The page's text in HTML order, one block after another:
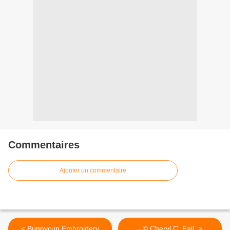
Commentaires
Ajouter un commentaire